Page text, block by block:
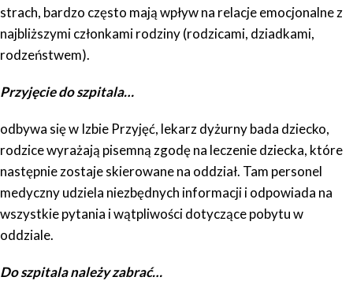
strach, bardzo często mają wpływ na relacje emocjonalne z
najbliższymi członkami rodziny (rodzicami, dziadkami,
rodzeństwem).
Przyjęcie do szpitala…
odbywa się w Izbie Przyjęć, lekarz dyżurny bada dziecko,
rodzice wyrażają pisemną zgodę na leczenie dziecka, które
następnie zostaje skierowane na oddział. Tam personel
medyczny udziela niezbędnych informacji i odpowiada na
wszystkie pytania i wątpliwości dotyczące pobytu w
oddziale.
Do szpitala należy zabrać…